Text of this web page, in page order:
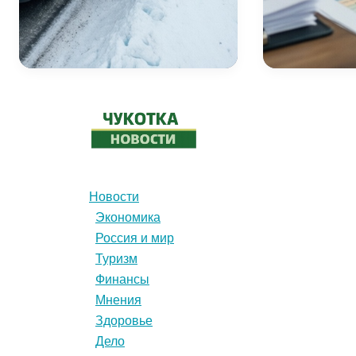
завоз:
как
доставляют
топливо
отдалённые
идут
деньги
Новости
Экономика
Россия и мир
Туризм
Финансы
Мнения
Здоровье
Дело